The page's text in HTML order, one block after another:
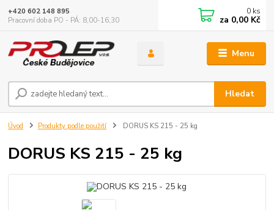
Menu
Hledat
+420 602 148 895
Pracovní doba PO - PÁ: 8,00-16,30
0 ks
za 0,00 Kč
Úvod Produkty podle použití DORUS KS 215 - 25 kg
DORUS KS 215 - 25 kg